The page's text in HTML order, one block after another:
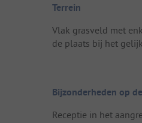
Terrein
Vlak grasveld met
de plaats bij het
Bijzonderheden op
Receptie in het